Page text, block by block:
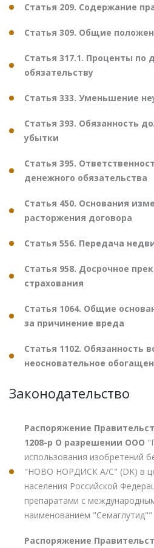
Статья 209. Содержание
Статья 309. Общие
Статья 317.1. Проценты по
обязательству
Статья 333. Уменьшение
Статья 393. Обязанность
убытки
Статья 395.
денежного обязательства
Статья 450. Основания
расторжения договора
Статья 556. Передача
Статья 958. Досрочное
страхования
Статья 1064. Общие
за причинение вреда
Статья 1102. Обязанность
неосновательное
Законодательство
Распоряжение
1208-р О разрешении ООО
использования изобретений
"НОВО НОРДИСК А/С" (DK) в
населения Российской
препаратами с
наименованием "Семаглутид""
Распоряжение